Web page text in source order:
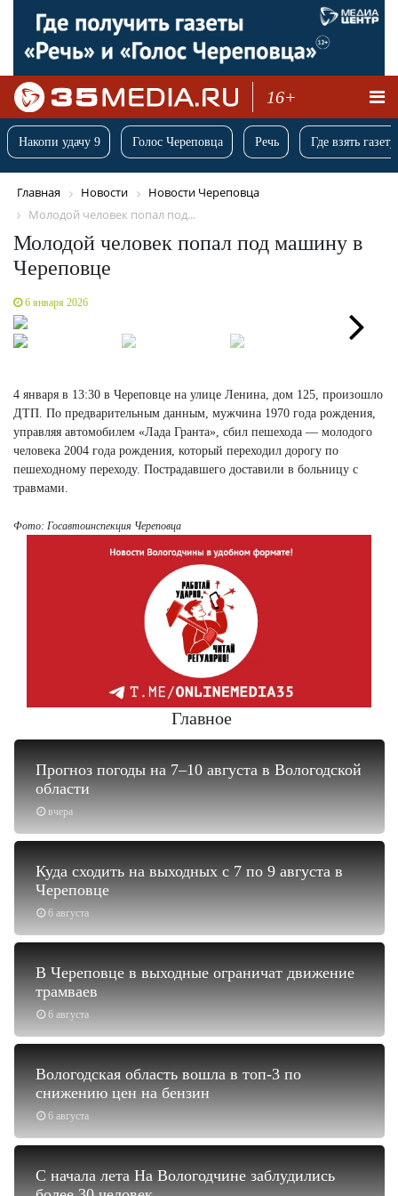
16+
Накопи удачу 9 Голос Череповца Речь Где взять
Главная Новости
Новости Череповца
Молодой человек попал под...
Молодой человек попал под машину в
Череповце
6 января 2026
4 января в 13:30 в Череповце на улице Ленина, дом 125, произошло
ДТП. По предварительным данным, мужчина 1970 года рождения,
управляя автомобилем «Лада Гранта», сбил пешехода — молодого
человека 2004 года рождения, который переходил дорогу по
пешеходному переходу. Пострадавшего доставили в больницу с
травмами.
Фото: Госавтоинспекция Череповца
Главное
вчера
Прогноз погоды на 7–10 августа в Вологодской
области
6 августа
Куда сходить на выходных с 7 по 9 августа в
Череповце
6 августа
В Череповце в выходные ограничат движение
трамваев
6 августа
Вологодская область вошла в топ-3 по
снижению цен на бензин
С начала лета На Вологодчине заблудились